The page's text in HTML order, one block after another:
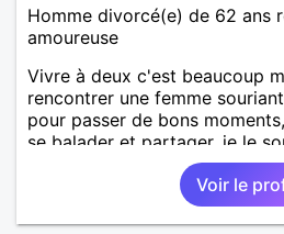
Homme divorcé(e) de 62 ans
amoureuse
Vivre à deux c'est beaucoup
rencontrer une femme
pour passer de bons
se balader et partager, je le
complicité. J'aime beaucoup
randonnée pour se défouler,
et finalement prendre du bon
de tout dire en quelques
Voir le